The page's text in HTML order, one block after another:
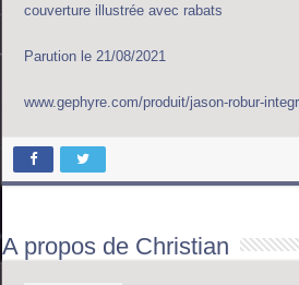
couverture illustrée avec rabats
Parution le 21/08/2021
www.gephyre.com/produit/jason-robur-
A propos de Christian